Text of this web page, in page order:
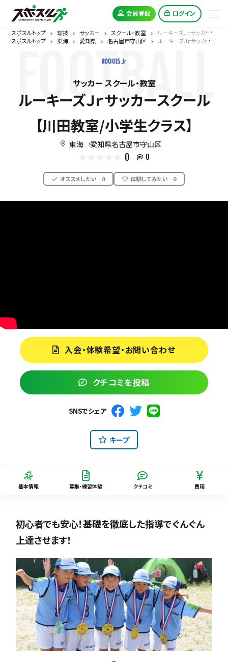
会員登録 ログイン
スポスルトップ 球技 サッカー スクール・教室
ルーキーズＪｒサッカースクール【川田教室/小学生クラス】
スポスルトップ
東海 愛知県 名古屋市守山区 ルーキーズＪｒサッカースクール【川田教室/小学生クラス】
FOOTBALL
サッカー スクール・教室
ルーキーズＪｒサッカースクール
【川田教室/小学生クラス】
東海 愛知県名古屋市守山区
0 0
オススメしたい 0 体験してみたい 0
入会・体験希望・お問い合わせ
クチコミを投稿
SNSでシェア
キープ
基本情報 募集・練習体験 クチコミ 費用
初心者でも安心！基礎を徹底した指導でぐんぐん
上達させます！